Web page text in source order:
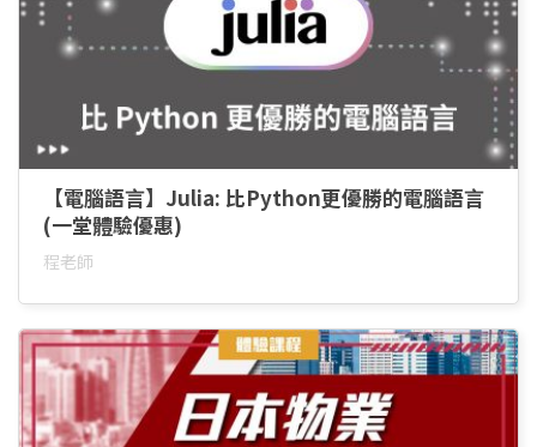
【電腦語言】Julia: 比Python更優勝的電腦語言
(一堂體驗優惠)
程老師